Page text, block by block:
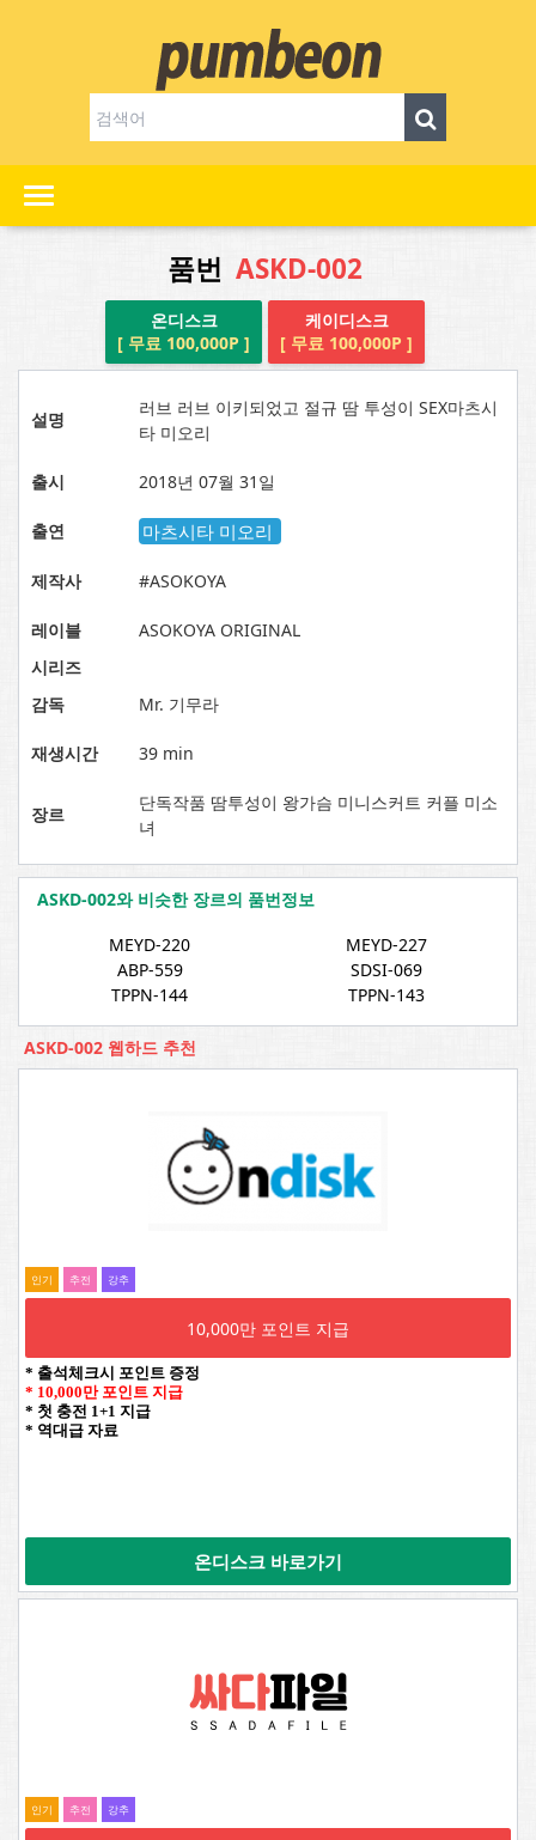
품번 ASKD-002
온디스크
[ 무료 100,000P ]
케이디스크
[ 무료 100,000P ]
설명
러브 러브 이키되었고 절규 땀 투성이 SEX마츠시
타 미오리
출시 2018년 07월 31일
출연 마츠시타 미오리
제작사 #ASOKOYA
레이블
ASOKOYA ORIGINAL
시리즈
감독
Mr. 기무라
재생시간 39 min
장르
단독작품 땀투성이 왕가슴 미니스커트 커플 미소
녀
ASKD-002와 비슷한 장르의 품번정보
MEYD-220
MEYD-227
ABP-559
SDSI-069
TPPN-144
TPPN-143
ASKD-002 웹하드 추천
인기 추전 강추
10,000만 포인트 지급
* 출석체크시 포인트 증정
* 10,000만 포인트 지급
* 첫 충전 1+1 지급
* 역대급 자료
온디스크 바로가기
인기 추전 강추